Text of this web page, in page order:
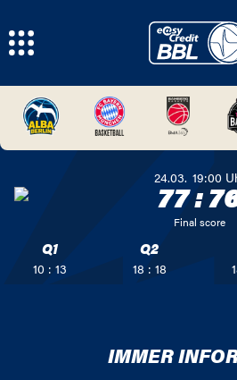
24.03. 19:00
77:
Final score
Q1
10 : 13
Q2
18 : 18
IMMER